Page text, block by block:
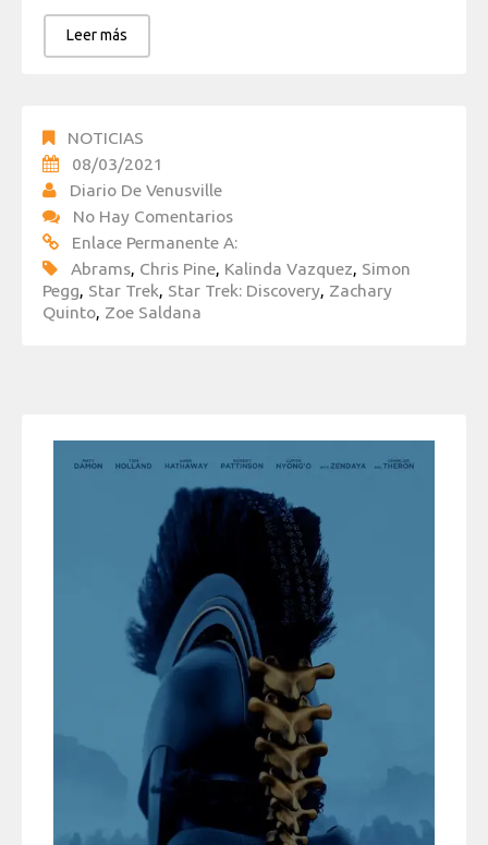
Leer más
NOTICIAS
08/03/2021
Diario De Venusville
No Hay Comentarios
Enlace Permanente A:
Abrams, Chris Pine, Kalinda Vazquez, Simon
Pegg, Star Trek, Star Trek: Discovery, Zachary
Quinto, Zoe Saldana